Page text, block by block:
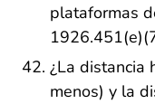
plataformas
¿La distancia
menos) y la